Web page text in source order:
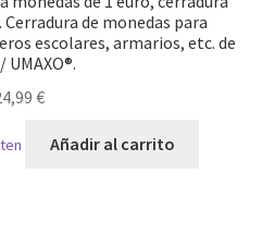
la
de monedas para
escolares, armarios, etc. de
UMAXO®.
€
Añadir al carrito